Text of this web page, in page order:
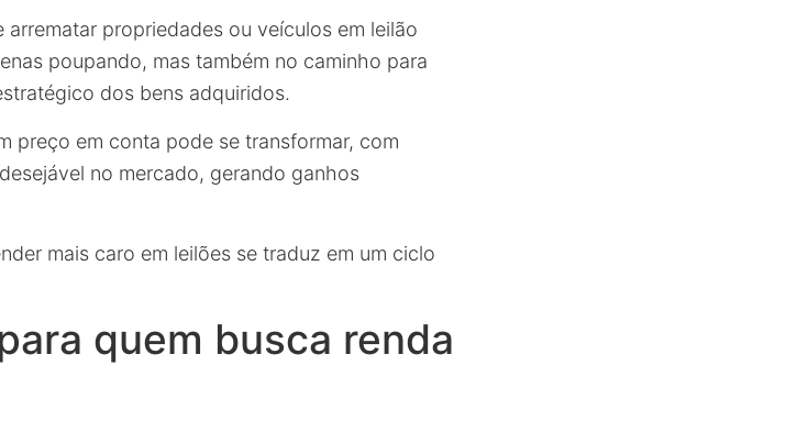
propriedades ou veículos em leilão
poupando, mas também no caminho para
dos bens adquiridos.
preço em conta pode se transformar, com
no mercado, gerando ganhos
mais caro em leilões se traduz em um ciclo
quem busca renda